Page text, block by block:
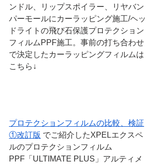
ンドル、リップスポイラー、リヤバン
パーモールにカーラッピング施工/ヘッ
ドライトの飛び石保護プロテクション
フィルムPPF施工。事前の打ち合わせ
で決定したカーラッピングフィルムは
こちら↓
プロテクションフィルムの比較、検証
①改訂版 でご紹介したXPELエクスペ
ルのプロテクションフィルム
PPF「ULTIMATE PLUS」アルティメ